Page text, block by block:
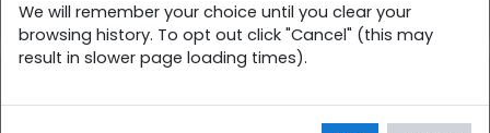
We will remember your choice until you clear your
browsing history. To opt out click "Cancel" (this may
result in slower page loading times).